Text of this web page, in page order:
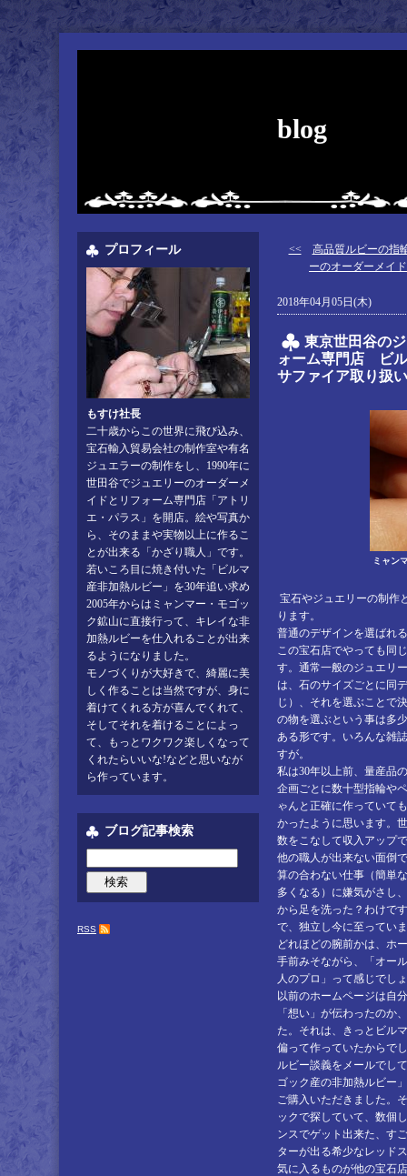
blog
<<
高品質ルビーの指
ーのオーダーメイ
2018年04月05日(木)
東京世田谷の
ォーム専門店 ビ
サファイア取り扱
ミャン
宝石やジュエリーの制作
ります。
普通のデザインを選ばれ
この宝石店でやっても同
す。通常一般のジュエリ
は、石のサイズごとに同
じ）、それを選ぶことで
の物を選ぶという事は多
ある形です。いろんな雑
すが。
私は30年以上前、量産品
企画ごとに数十型指輪や
ゃんと正確に作っていて
かったように思います。
数をこなして収入アップ
他の職人が出来ない面倒
算の合わない仕事（簡単
多くなる）に嫌気がさし
から足を洗った？わけで
で、独立し今に至ってい
どれほどの腕前かは、ホ
手前みそながら、「オー
人のプロ」って感じでし
以前のホームページは自
「想い」が伝わったのか
た。それは、きっとビル
偏って作っていたからで
ルビー談義をメールでし
ゴック産の非加熱ルビー
ご購入いただきました。
ックで探していて、数個
ンスでゲット出来た、す
ターが出る希少なレッド
気に入るものが他の宝石
プロフィール
もすけ社長
二十歳からこの世界に飛び込み、
宝石輸入貿易会社の制作室や有名
ジュエラーの制作をし、1990年に
世田谷でジュエリーのオーダーメ
イドとリフォーム専門店「アトリ
エ・パラス」を開店。絵や写真か
ら、そのままや実物以上に作るこ
とが出来る「かざり職人」です。
若いころ目に焼き付いた「ビルマ
産非加熱ルビー」を30年追い求め
2005年からはミャンマー・モゴッ
ク鉱山に直接行って、キレイな非
加熱ルビーを仕入れることが出来
るようになりました。
モノづくりが大好きで、綺麗に美
しく作ることは当然ですが、身に
着けてくれる方が喜んでくれて、
そしてそれを着けることによっ
て、もっとワクワク楽しくなって
くれたらいいな!などと思いなが
ら作っています。
ブログ記事検索
RSS